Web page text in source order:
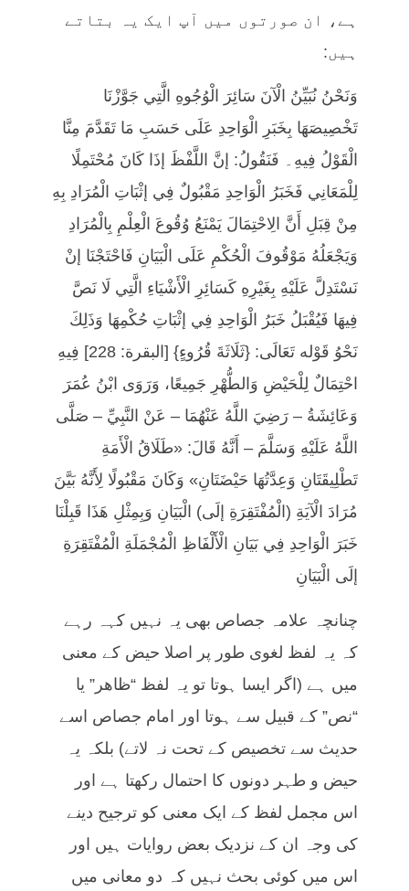
ہے، ان صورتوں میں آپ ایک یہ بتاتے
ہیں:
وَنَحْنُ نُبَيِّنُ الْآنَ سَائِرَ الْوُجُوهِ الَّتِي جَوَّزْنَا
تَخْصِيصَهَا بِخَبَرِ الْوَاحِدِ عَلَى حَسَبِ مَا تَقَدَّمَ مِنَّا
الْقَوْلُ فِيهِ۔ فَنَقُولُ: إنَّ اللَّفْظَ إذَا كَانَ مُحْتَمِلًا
لِلْمَعَانِي فَخَبَرُ الْوَاحِدِ مَقْبُولٌ فِي إثْبَاتِ الْمُرَادِ بِهِ
مِنْ قِبَلِ أَنَّ الِاحْتِمَالَ يَمْنَعُ وُقُوعَ الْعِلْمِ بِالْمُرَادِ
وَيَجْعَلُهُ مَوْقُوفَ الْحُكْمِ عَلَى الْبَيَانِ فَاحْتَجْنَا إنْ
نَسْتَدِلَّ عَلَيْهِ بِغَيْرِهِ كَسَائِرِ الْأَشْيَاءِ الَّتِي لَا نَصَّ
فِيهَا فَيُقْبَلُ خَبَرُ الْوَاحِدِ فِي إثْبَاتِ حُكْمِهَا وَذَلِكَ
نَحْوُ قَوْله تَعَالَى: {ثَلَاثَةَ قُرُوءٍ} [البقرة: 228] فِيهِ
احْتِمَالٌ لِلْحَيْضِ وَالطُّهْرِ جَمِيعًا، وَرَوَى ابْنُ عُمَرَ
وَعَائِشَةُ – رَضِيَ اللَّهُ عَنْهُمَا – عَنْ النَّبِيِّ – صَلَّى
اللَّهُ عَلَيْهِ وَسَلَّمَ – أَنَّهُ قَالَ: «طَلَاقُ الْأَمَةِ
تَطْلِيقَتَانِ وَعِدَّتُهَا حَيْضَتَانِ» وَكَانَ مَقْبُولًا لِأَنَّهُ بَيَّنَ
مُرَادَ الْآيَةِ (الْمُفْتَقِرَةِ إلَى) الْبَيَانِ وَبِمِثْلِ هَذَا قَبِلْنَا
خَبَرَ الْوَاحِدِ فِي بَيَانِ الْأَلْفَاظِ الْمُجْمَلَةِ الْمُفْتَقِرَةِ
إلَى الْبَيَانِ
چنانچہ علامہ جصاص بھی یہ نہیں کہہ رہے
کہ یہ لفظ لغوی طور پر اصلا حیض کے معنی
میں ہے (اگر ایسا ہوتا تو یہ لفظ “ظاھر” یا
“نص” کے قبیل سے ہوتا اور امام جصاص اسے
حدیث سے تخصیص کے تحت نہ لاتے) بلکہ یہ
حیض و طہر دونوں کا احتمال رکھتا ہے اور
اس مجمل لفظ کے ایک معنی کو ترجیح دینے
کی وجہ ان کے نزدیک بعض روایات ہیں اور
اس میں کوئی بحث نہیں کہ دو معانی میں